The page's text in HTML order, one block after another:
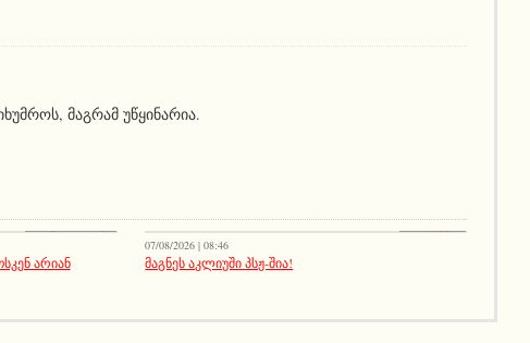
მაგრამ უწყინარია.
მთავარი ამბავი
არიან
სიახლეები
07/08/2026 | 08:46
მაგნეს აკლიუში პსჟ-შია!